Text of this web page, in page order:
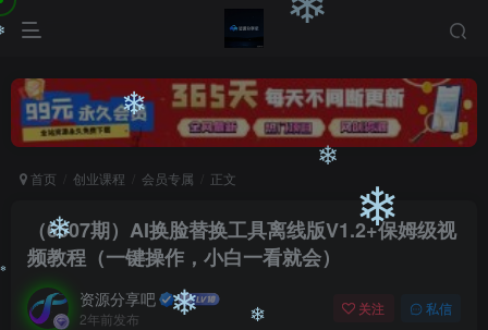
首页 创业课程 会员专属 正文
（6507期）AI换脸替换工具离线版V1.2+保姆级视
频教程（一键操作，小白一看就会）
资源分享吧
2年前发布
关注 私信
❄ ❄
❄
❄
❄